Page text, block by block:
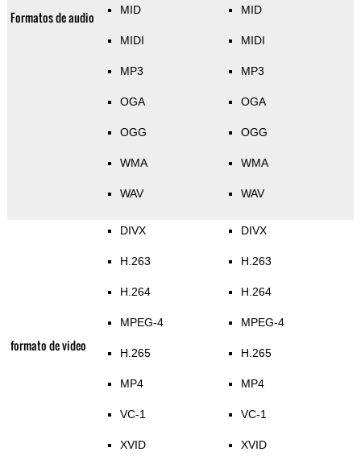
Formatos de audio MID
MIDI
MP3
OGA
OGG
WMA
WAV
MID
MIDI
MP3
OGA
OGG
WMA
WAV
formato de video
DIVX
H.263
H.264
MPEG-4
H.265
MP4
VC-1
XVID
DIVX
H.263
H.264
MPEG-4
H.265
MP4
VC-1
XVID